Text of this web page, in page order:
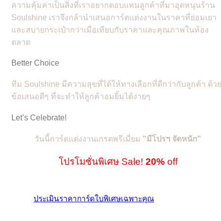
ความคุ้มค่าเป็นสิ่งที่เราอยากตอบแทนลูกค้าที่มาอุดหนุนร้าน
Soulshine เราจึงกล้านำเสนอการ์ดแต่งงานในราคาที่ย่อมเยา
และสบายกระเป๋ากว่าเมื่อเทียบกับราคาและคุณภาพในท้อง
ตลาด
Better Choice
ทีม Soulshine มีความสุขที่ได้ให้ทางเลือกที่ดีกว่ากับลูกค้า ด้วย
ข้อเสนอดีๆ ที่จะทำให้ลูกค้าอมยิ้มได้ง่ายๆ
Let’s Celebrate!
วันนี้การ์ดแต่งงานเกรดพรีเมี่ยม "มีโปรฯ จัดหนัก"
โปรโมชั่นพิเศษ Sale! 20% off
ประเมินราคาการ์ดใบพิเศษเฉพาะคุณ